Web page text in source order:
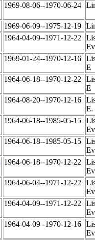
1969-08-06--1970-06-24
1969-06-09--1975-12-19
1964-04-09--1971-12-22
1969-01-24--1970-12-16
E
1964-06-18--1970-12-22
E
1964-08-20--1970-12-16
E.
1964-06-18--1985-05-15
1964-06-18--1985-05-15
1964-06-18--1970-12-22
1964-06-04--1971-12-22
1964-04-09--1971-12-22
1964-04-09--1970-12-16